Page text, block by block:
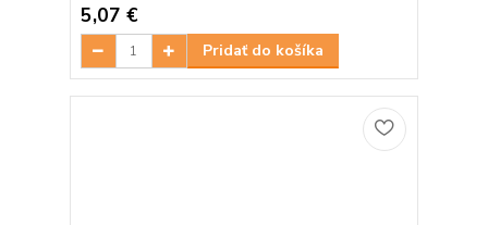
5,07 €
Pridať do košíka